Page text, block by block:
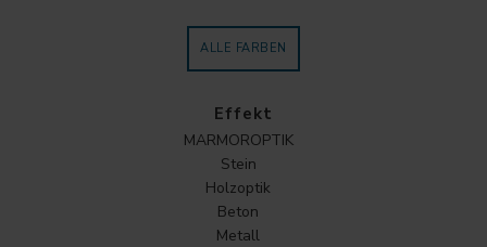
ALLE FARBEN
Effekt
MARMOROPTIK
Stein
Holzoptik
Beton
Metall